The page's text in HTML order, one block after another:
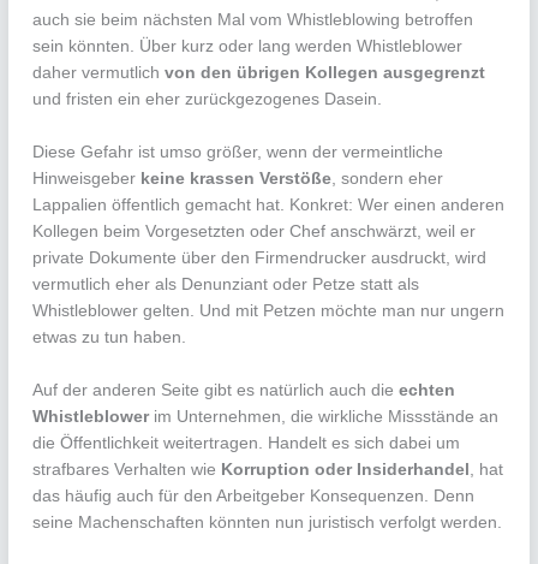
auch sie beim nächsten Mal vom Whistleblowing betroffen
sein könnten. Über kurz oder lang werden Whistleblower
daher vermutlichvon den übrigen Kollegen ausgegrenzt
und fristen ein eher zurückgezogenes Dasein.
Diese Gefahr ist umso größer, wenn der vermeintliche
Hinweisgeber keine krassen Verstöße, sondern eher
Lappalien öffentlich gemacht hat. Konkret: Wer einen anderen
Kollegen beim Vorgesetzten oder Chef anschwärzt, weil er
private Dokumente über den Firmendrucker ausdruckt, wird
vermutlich eher als Denunziant oder Petze statt als
Whistleblower gelten. Und mit Petzen möchte man nur ungern
etwas zu tun haben.
Auf der anderen Seite gibt es natürlich auch dieechten
Whistleblowerim Unternehmen, die wirkliche Missstände an
die Öffentlichkeit weitertragen. Handelt es sich dabei um
strafbares Verhalten wie Korruption oder Insiderhandel
, hat
das häufig auch für den Arbeitgeber Konsequenzen. Denn
seine Machenschaften könnten nun juristisch verfolgt werden.